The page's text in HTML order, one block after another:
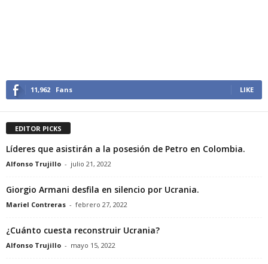
11,962 Fans LIKE
EDITOR PICKS
Líderes que asistirán a la posesión de Petro en Colombia.
Alfonso Trujillo - julio 21, 2022
Giorgio Armani desfila en silencio por Ucrania.
Mariel Contreras - febrero 27, 2022
¿Cuánto cuesta reconstruir Ucrania?
Alfonso Trujillo - mayo 15, 2022